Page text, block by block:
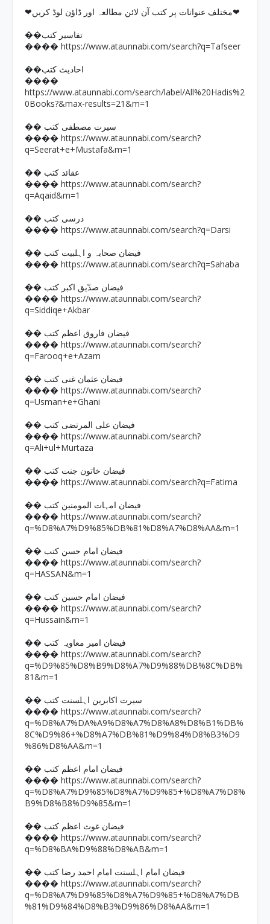
❤مختلف عنوانات پر کتب آن لائن مطالعہ اور ڈاؤن لوڈ کریں❤
��تفاسیر کتب
���� https://www.ataunnabi.com/search?q=Tafseer
��احادیث کتب
����
https://www.ataunnabi.com/search/label/All%20Hadis%2
0Books?&max-results=21&m=1
�� سیرت مصطفی کتب
���� https://www.ataunnabi.com/search?
q=Seerat+e+Mustafa&m=1
�� عقائد کتب
���� https://www.ataunnabi.com/search?
q=Aqaid&m=1
�� درسی کتب
���� https://www.ataunnabi.com/search?q=Darsi
�� فیضان صحابہ و اہلبیت کتب
���� https://www.ataunnabi.com/search?q=Sahaba
�� فیضان صدّیق اکبر کتب
���� https://www.ataunnabi.com/search?
q=Siddiqe+Akbar
�� فیضان فاروق اعظم کتب
���� https://www.ataunnabi.com/search?
q=Farooq+e+Azam
�� فیضان عثمان غنی کتب
���� https://www.ataunnabi.com/search?
q=Usman+e+Ghani
�� فیضان علی المرتضی کتب
���� https://www.ataunnabi.com/search?
q=Ali+ul+Murtaza
�� فیضان خاتون جنت کتب
���� https://www.ataunnabi.com/search?q=Fatima
�� فیضان امہات المومنین کتب
���� https://www.ataunnabi.com/search?
q=%D8%A7%D9%85%DB%81%D8%A7%D8%AA&m=1
�� فیضان امام حسن کتب
���� https://www.ataunnabi.com/search?
q=HASSAN&m=1
�� فیضان امام حسین کتب
���� https://www.ataunnabi.com/search?
q=Hussain&m=1
�� فیضان امیر معاویہ کتب
���� https://www.ataunnabi.com/search?
q=%D9%85%D8%B9%D8%A7%D9%88%DB%8C%DB%
81&m=1
�� سیرت اکابرین اہلسنت کتب
���� https://www.ataunnabi.com/search?
q=%D8%A7%DA%A9%D8%A7%D8%A8%D8%B1%DB%
8C%D9%86+%D8%A7%DB%81%D9%84%D8%B3%D9
%86%D8%AA&m=1
�� فیضان امام اعظم کتب
���� https://www.ataunnabi.com/search?
q=%D8%A7%D9%85%D8%A7%D9%85+%D8%A7%D8%
B9%D8%B8%D9%85&m=1
�� فیضان غوث اعظم کتب
���� https://www.ataunnabi.com/search?
q=%D8%BA%D9%88%D8%AB&m=1
�� فیضان امام اہلسنت امام احمد رضا کتب
���� https://www.ataunnabi.com/search?
q=%D8%A7%D9%85%D8%A7%D9%85+%D8%A7%DB
%81%D9%84%D8%B3%D9%86%D8%AA&m=1